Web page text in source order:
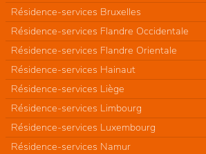
Résidence-services Bruxelles
Résidence-services Flandre Occidentale
Résidence-services Flandre Orientale
Résidence-services Hainaut
Résidence-services Liège
Résidence-services Limbourg
Résidence-services Luxembourg
Résidence-services Namur